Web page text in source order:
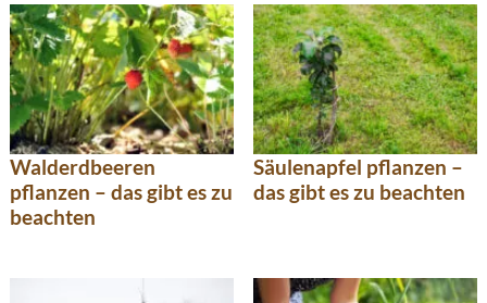
Walderdbeeren
pflanzen – das gibt es zu
beachten
Säulenapfel pflanzen –
das gibt es zu beachten